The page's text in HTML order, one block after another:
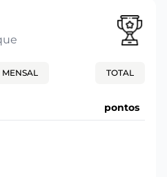
MENSAL TOTAL
pontos